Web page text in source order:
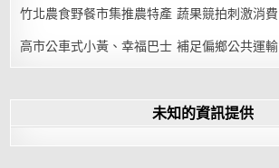
竹北農食野餐市集推農特產 蔬果競拍刺激消費
高市公車式小黃、幸福巴士 補足偏鄉公共運輸
未知的資訊提供